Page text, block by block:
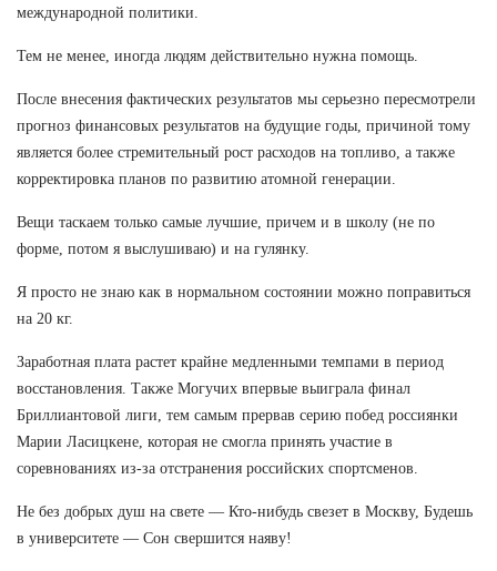
международной политики.
Тем не менее, иногда людям действительно нужна помощь.
После внесения фактических результатов мы серьезно пересмотрели
прогноз финансовых результатов на будущие годы, причиной тому
является более стремительный рост расходов на топливо, а также
корректировка планов по развитию атомной генерации.
Вещи таскаем только самые лучшие, причем и в школу (не по
форме, потом я выслушиваю) и на гулянку.
Я просто не знаю как в нормальном состоянии можно поправиться
на 20 кг.
Заработная плата растет крайне медленными темпами в период
восстановления. Также Могучих впервые выиграла финал
Бриллиантовой лиги, тем самым прервав серию побед россиянки
Марии Ласицкене, которая не смогла принять участие в
соревнованиях из-за отстранения российских спортсменов.
Не без добрых душ на свете — Кто-нибудь свезет в Москву, Будешь
в университете — Сон свершится наяву!